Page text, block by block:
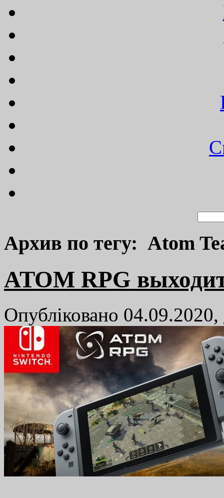
Архив по тегу: Atom
ATOM RPG
Опубліковано 04.09.2020,